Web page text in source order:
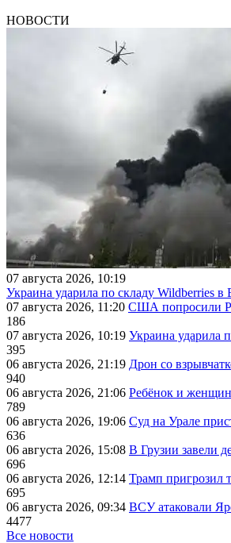
НОВОСТИ
07 августа 2026, 10:19
Украина ударила по складу Wildberries в
07 августа 2026, 11:20 США попросили
186
07 августа 2026, 10:19 Украина ударила
395
06 августа 2026, 21:19 Дрон со
940
06 августа 2026, 21:06 Ребёнок и
789
06 августа 2026, 19:06 Суд на Урале
636
06 августа 2026, 15:08 В Грузии завели
696
06 августа 2026, 12:14 Трамп пригрозил
695
06 августа 2026, 09:34 ВСУ атаковали
4477
Все новости